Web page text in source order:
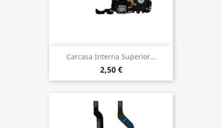
Carcasa Interna Superior...
2,50 €